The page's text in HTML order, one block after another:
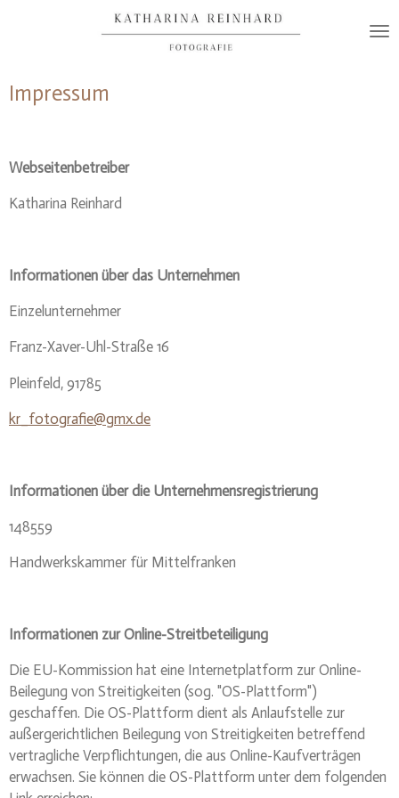
Impressum
Webseitenbetreiber
Katharina Reinhard
Informationen über das Unternehmen
Einzelunternehmer
Franz-Xaver-Uhl-Straße 16
Pleinfeld, 91785
kr_fotografie@gmx.de
Informationen über die Unternehmensregistrierung
148559
Handwerkskammer für Mittelfranken
Informationen zur Online-Streitbeteiligung
Die EU-Kommission hat eine Internetplatform zur Online-
Beilegung von Streitigkeiten (sog. "OS-Plattform")
geschaffen. Die OS-Plattform dient als Anlaufstelle zur
außergerichtlichen Beilegung von Streitigkeiten betreffend
vertragliche Verpflichtungen, die aus Online-Kaufverträgen
erwachsen. Sie können die OS-Plattform unter dem folgenden